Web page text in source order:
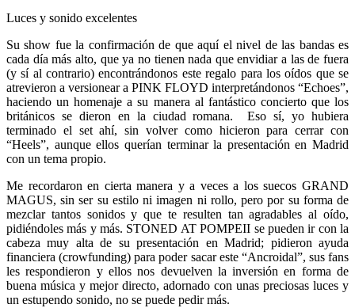
Luces y sonido excelentes
Su show fue la confirmación de que aquí el nivel de las bandas es
cada día más alto, que ya no tienen nada que envidiar a las de fuera
(y sí al contrario) encontrándonos este regalo para los oídos que se
atrevieron a versionear a PINK FLOYD interpretándonos “Echoes”,
haciendo un homenaje a su manera al fantástico concierto que los
británicos se dieron en la ciudad romana. Eso sí, yo hubiera
terminado el set ahí, sin volver como hicieron para cerrar con
“Heels”, aunque ellos querían terminar la presentación en Madrid
con un tema propio.
Me recordaron en cierta manera y a veces a los suecos GRAND
MAGUS, sin ser su estilo ni imagen ni rollo, pero por su forma de
mezclar tantos sonidos y que te resulten tan agradables al oído,
pidiéndoles más y más. STONED AT POMPEII se pueden ir con la
cabeza muy alta de su presentación en Madrid; pidieron ayuda
financiera (crowfunding) para poder sacar este “Ancroidal”, sus fans
les respondieron y ellos nos devuelven la inversión en forma de
buena música y mejor directo, adornado con unas preciosas luces y
un estupendo sonido, no se puede pedir más.